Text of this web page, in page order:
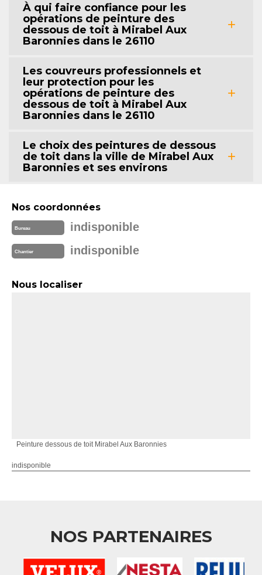
À qui faire confiance pour les
opérations de peinture des
dessous de toit à Mirabel Aux
Baronnies dans le 26110
Les couvreurs professionnels et
leur protection pour les
opérations de peinture des
dessous de toit à Mirabel Aux
Baronnies dans le 26110
Le choix des peintures de dessous
de toit dans la ville de Mirabel Aux
Baronnies et ses environs
Nos coordonnées
Bureau indisponible
Chantier indisponible
Nous localiser
Peinture dessous de toit Mirabel Aux Baronnies
indisponible
NOS PARTENAIRES